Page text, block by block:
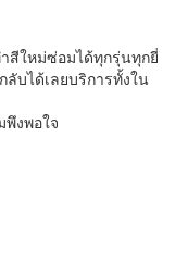
สีใหม่ซ่อมได้ทุกรุ่นทุกยี่
บได้เลยบริการทั้งใน
งพอใจ